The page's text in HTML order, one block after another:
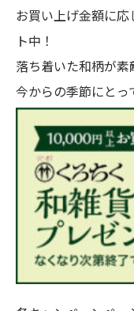
お買い上げ金額に
ト中！
落ち着いた和柄が素
今からの季節にとっ